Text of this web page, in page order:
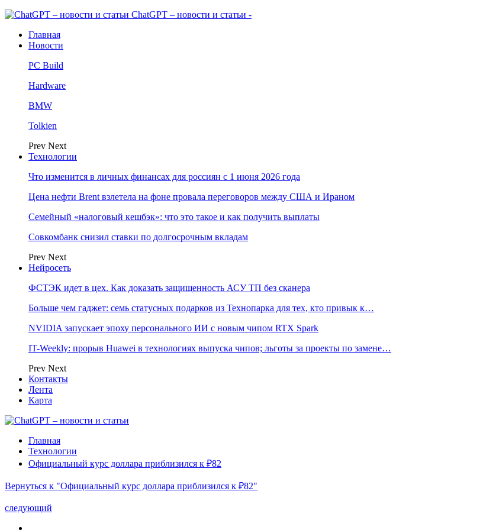
ChatGPT – новости и статьи -
Главная
Новости
PC Build
Hardware
BMW
Tolkien
Prev Next
Технологии
Что изменится в личных финансах для россиян с 1 июня 2026 года
Цена нефти Brent взлетела на фоне провала переговоров между США и Ираном
Семейный «налоговый кешбэк»: что это такое и как получить выплаты
Совкомбанк снизил ставки по долгосрочным вкладам
Prev Next
Нейросеть
ФСТЭК идет в цех. Как доказать защищенность АСУ ТП без сканера
Больше чем гаджет: семь статусных подарков из Технопарка для тех, кто привык к…
NVIDIA запускает эпоху персонального ИИ с новым чипом RTX Spark
IT-Weekly: прорыв Huawei в технологиях выпуска чипов; льготы за проекты по замене…
Prev Next
Контакты
Лента
Карта
Главная
Технологии
Официальный курс доллара приблизился к ₽82
Вернуться к "Официальный курс доллара приблизился к ₽82"
следующий